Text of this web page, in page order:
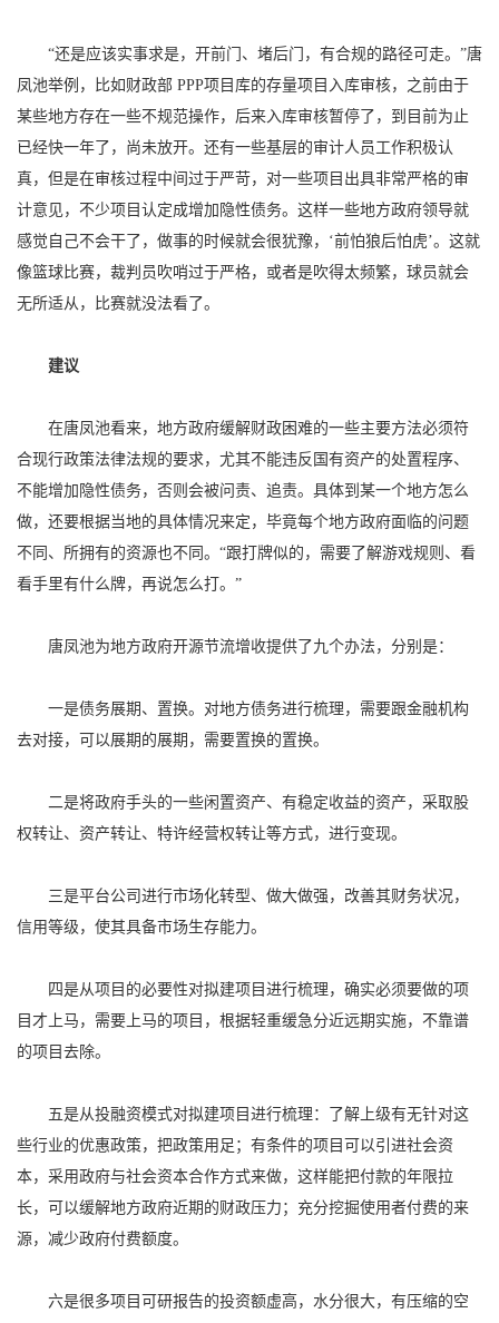
“还是应该实事求是，开前门、堵后门，有合规的路径可走。”唐
凤池举例，比如财政部 PPP项目库的存量项目入库审核，之前由于
某些地方存在一些不规范操作，后来入库审核暂停了，到目前为止
已经快一年了，尚未放开。还有一些基层的审计人员工作积极认
真，但是在审核过程中间过于严苛，对一些项目出具非常严格的审
计意见，不少项目认定成增加隐性债务。这样一些地方政府领导就
感觉自己不会干了，做事的时候就会很犹豫，‘前怕狼后怕虎’。这就
像篮球比赛，裁判员吹哨过于严格，或者是吹得太频繁，球员就会
无所适从，比赛就没法看了。
建议
在唐凤池看来，地方政府缓解财政困难的一些主要方法必须符
合现行政策法律法规的要求，尤其不能违反国有资产的处置程序、
不能增加隐性债务，否则会被问责、追责。具体到某一个地方怎么
做，还要根据当地的具体情况来定，毕竟每个地方政府面临的问题
不同、所拥有的资源也不同。“跟打牌似的，需要了解游戏规则、看
看手里有什么牌，再说怎么打。”
唐凤池为地方政府开源节流增收提供了九个办法，分别是：
一是债务展期、置换。对地方债务进行梳理，需要跟金融机构
去对接，可以展期的展期，需要置换的置换。
二是将政府手头的一些闲置资产、有稳定收益的资产，采取股
权转让、资产转让、特许经营权转让等方式，进行变现。
三是平台公司进行市场化转型、做大做强，改善其财务状况，
信用等级，使其具备市场生存能力。
四是从项目的必要性对拟建项目进行梳理，确实必须要做的项
目才上马，需要上马的项目，根据轻重缓急分近远期实施，不靠谱
的项目去除。
五是从投融资模式对拟建项目进行梳理：了解上级有无针对这
些行业的优惠政策，把政策用足；有条件的项目可以引进社会资
本，采用政府与社会资本合作方式来做，这样能把付款的年限拉
长，可以缓解地方政府近期的财政压力；充分挖掘使用者付费的来
源，减少政府付费额度。
六是很多项目可研报告的投资额虚高，水分很大，有压缩的空